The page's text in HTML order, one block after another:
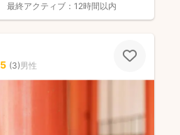
最終アクティブ： 12時間以内
5 (3)男性